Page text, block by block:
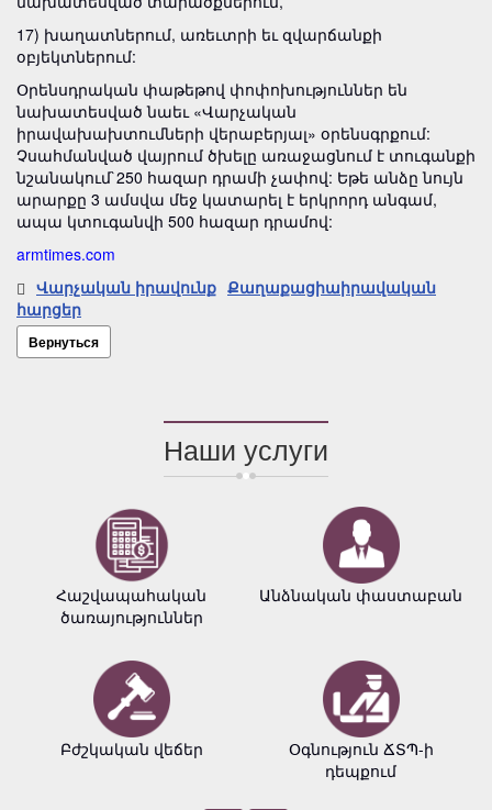
17) խաղատներում, առեւտրի եւ զվարճանքի
օբյեկտներում:
Օրենսդրական փաթեթով փոփոխություններ են
նախատեսված նաեւ «Վարչական
իրավախախտումների վերաբերյալ» օրենսգրքում:
Չսահմանված վայրում ծխելը առաջացնում է տուգանքի
նշանակում`250 հազար դրամի չափով: Եթե անձը նույն
արարքը 3 ամսվա մեջ կատարել է երկրորդ անգամ,
ապա կտուգանվի 500 հազար դրամով:
armtimes.com
Վարչական իրավունք Քաղաքացիաիրավական
հարցեր
Вернуться
Наши услуги
Հաշվապահական
ծառայություններ
Բժշկական վեճեր
Անձնական փաստաբան
Օգնություն ՃՏՊ-ի
դեպքում